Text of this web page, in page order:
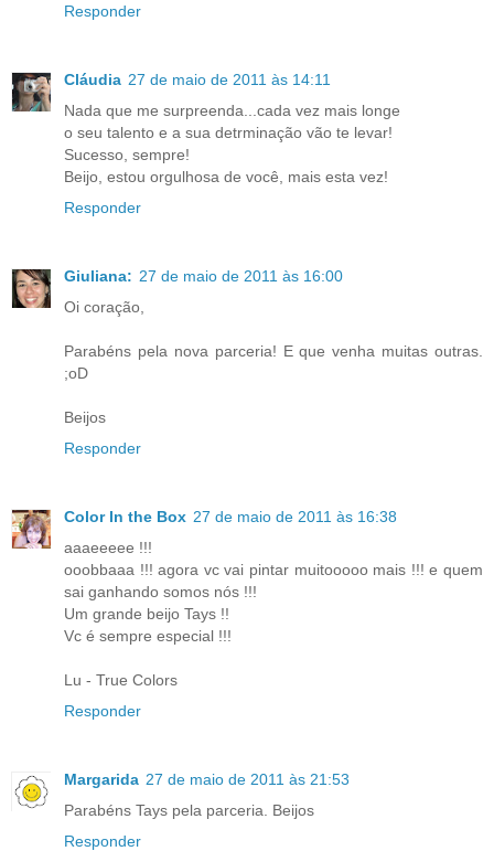
Responder
Cláudia 27 de maio de 2011 às 14:11
Nada que me surpreenda...cada vez mais longe
o seu talento e a sua detrminação vão te levar!
Sucesso, sempre!
Beijo, estou orgulhosa de você, mais esta vez!
Responder
Giuliana: 27 de maio de 2011 às 16:00
Oi coração,
Parabéns pela nova parceria! E que venha muitas outras.
;oD
Beijos
Responder
Color In the Box 27 de maio de 2011 às 16:38
aaaeeeee !!!
ooobbaaa !!! agora vc vai pintar muitooooo mais !!! e quem
sai ganhando somos nós !!!
Um grande beijo Tays !!
Vc é sempre especial !!!
Lu - True Colors
Responder
Margarida 27 de maio de 2011 às 21:53
Parabéns Tays pela parceria. Beijos
Responder